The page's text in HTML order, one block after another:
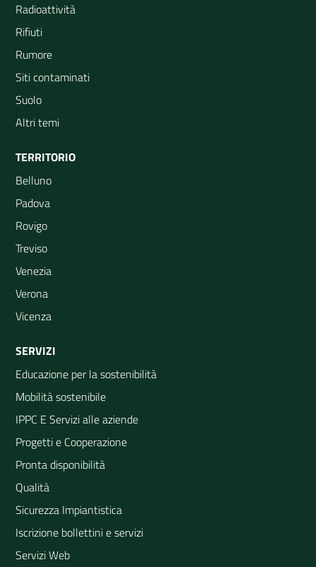
Radioattività
Rifiuti
Rumore
Siti contaminati
Suolo
Altri temi
TERRITORIO
Belluno
Padova
Rovigo
Treviso
Venezia
Verona
Vicenza
SERVIZI
Educazione per la sostenibilità
Mobilità sostenibile
IPPC E Servizi alle aziende
Progetti e Cooperazione
Pronta disponibilità
Qualità
Sicurezza Impiantistica
Iscrizione bollettini e servizi
Servizi Web